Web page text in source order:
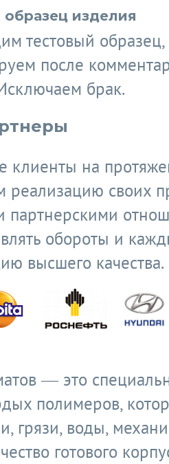
образец изделия
тестовый образец,
после
брак.
клиенты на
реализацию своих
обороты и
высшего качества.
— это
полимеров,
грязи, воды,
готового